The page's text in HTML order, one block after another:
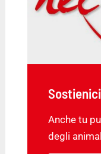
Sostienici
Anche tu
degli